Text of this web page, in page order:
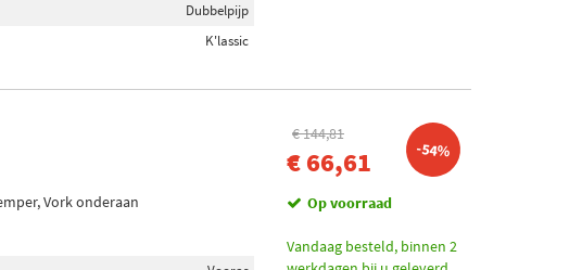
Dubbelpijp
K'lassic
Vork onderaan
€ 144,81
€ 66,61 -54%
Op voorraad
Vandaag besteld, binnen 2